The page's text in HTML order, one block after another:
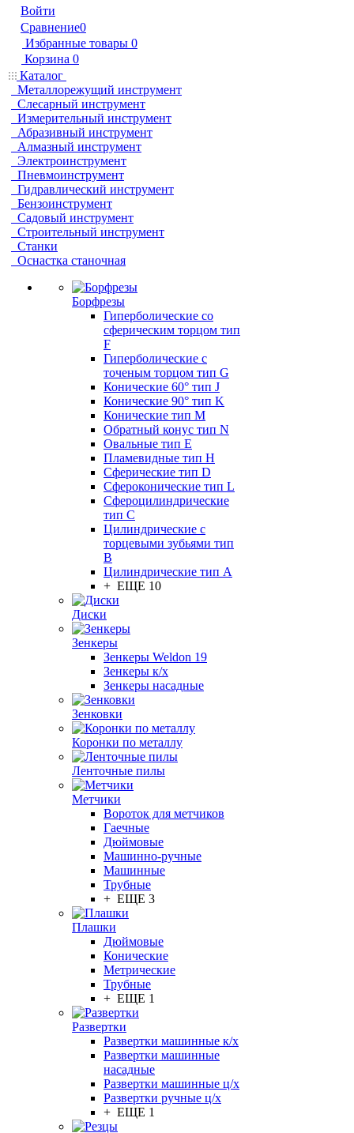
Войти
Сравнение0
Избранные товары 0
Корзина 0
Каталог
Металлорежущий инструмент
Слесарный инструмент
Измерительный инструмент
Абразивный инструмент
Алмазный инструмент
Электроинструмент
Пневмоинструмент
Гидравлический инструмент
Бензоинструмент
Садовый инструмент
Строительный инструмент
Станки
Оснастка станочная
Борфрезы
Гиперболические cо
сферическим торцом тип
F
Гиперболические с
точеным торцом тип G
Конические 60° тип J
Конические 90° тип K
Конические тип M
Обратный конус тип N
Овальные тип E
Пламевидные тип H
Сферические тип D
Сфероконические тип L
Сфероцилиндрические
тип C
Цилиндрические с
торцевыми зубьями тип
B
Цилиндрические тип А
+ ЕЩЕ 10
Диски
Зенкеры
Зенкеры Weldon 19
Зенкеры к/х
Зенкеры насадные
Зенковки
Коронки по металлу
Ленточные пилы
Метчики
Вороток для метчиков
Гаечные
Дюймовые
Машинно-ручные
Машинные
Трубные
+ ЕЩЕ 3
Плашки
Дюймовые
Конические
Метрические
Трубные
+ ЕЩЕ 1
Развертки
Развертки машинные к/х
Развертки машинные
насадные
Развертки машинные ц/х
Развертки ручные ц/х
+ ЕЩЕ 1